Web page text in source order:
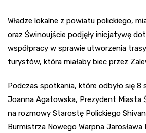
Władze lokalne z powiatu polickiego,
oraz Świnoujście podjęły inicjatywę
współpracy w sprawie utworzenia
turystów, która miałaby biec przez
Podczas spotkania, które odbyło się 8
Joanna Agatowska, Prezydent Miasta
na rozmowy Starostę Polickiego
Burmistrza Nowego Warpna Jarosława